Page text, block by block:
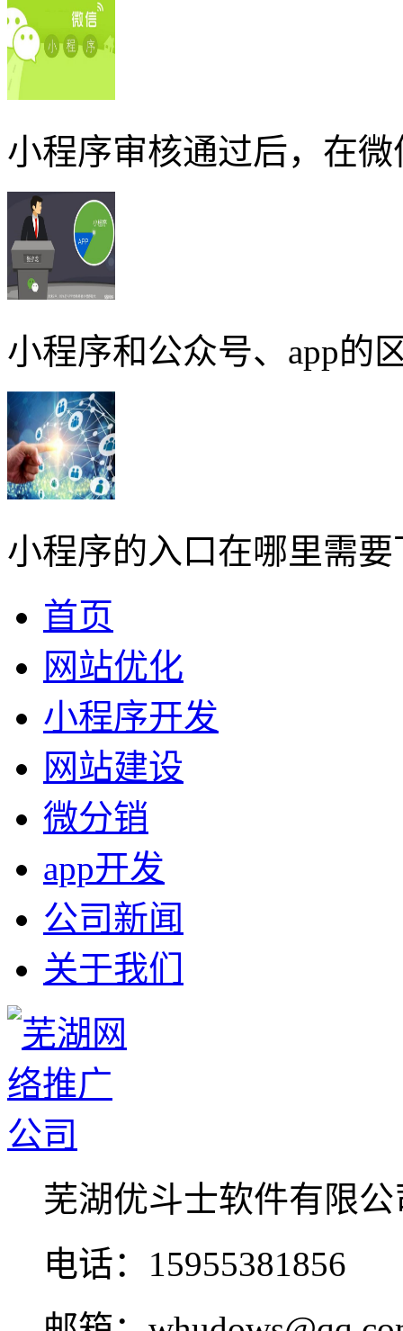
小程序审核通过后，在
小程序和公众号、app的
小程序的入口在哪里需要
首页
网站优化
小程序开发
网站建设
微分销
app开发
公司新闻
关于我们
芜湖优斗士软件有限公
电话：15955381856